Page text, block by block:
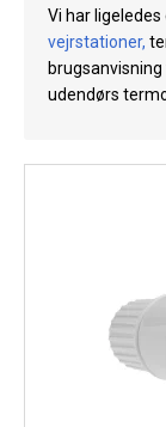
Vejrstationer
Reservedele
Restsalg
Vi har
vejrstationer,
udendørs